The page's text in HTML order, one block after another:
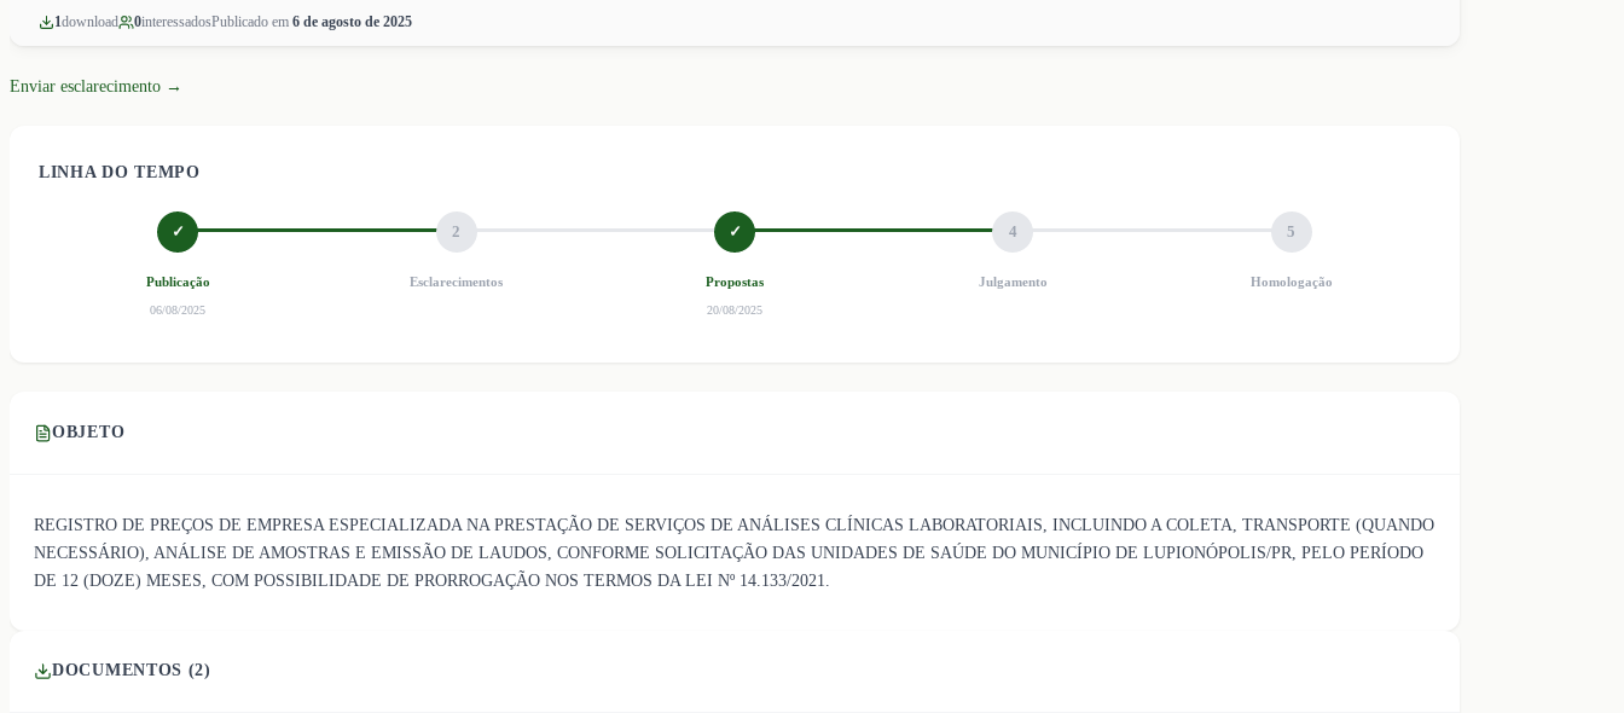
1download 0interessadosPublicado em 6 de agosto de 2025
Enviar esclarecimento →
LINHA DO TEMPO
✓
Publicação
06/08/2025
2
Esclarecimentos
✓
Propostas
20/08/2025
4
Julgamento
5
Homologação
OBJETO
REGISTRO DE PREÇOS DE EMPRESA ESPECIALIZADA NA PRESTAÇÃO DE SERVIÇOS DE ANÁLISES CLÍNICAS LABORATORIAIS, INCLUINDO A COLETA, TRANSPORTE (QUANDO
NECESSÁRIO), ANÁLISE DE AMOSTRAS E EMISSÃO DE LAUDOS, CONFORME SOLICITAÇÃO DAS UNIDADES DE SAÚDE DO MUNICÍPIO DE LUPIONÓPOLIS/PR, PELO PERÍODO
DE 12 (DOZE) MESES, COM POSSIBILIDADE DE PRORROGAÇÃO NOS TERMOS DA LEI Nº 14.133/2021.
DOCUMENTOS (2)